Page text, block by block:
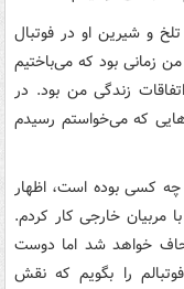
و شیرین او در فوتبال
زمانی بود که می‌باختیم
زندگی من بود. در
که می‌خواستم رسیدم
چه کسی بوده است، اظهار
خارجی کار کردم.
خواهد شد اما دوست
را بگویم که نقش